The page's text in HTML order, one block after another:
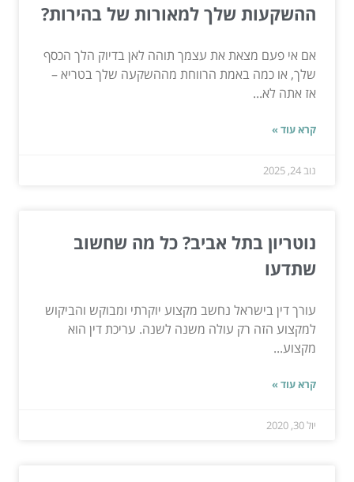
ההשקעות שלך למאורות של בהירות?
אם אי פעם מצאת את עצמך תוהה לאן בדיוק הלך הכסף
שלך, או כמה באמת הרווחת מההשקעה שלך בטריא –
אז אתה לא...
קרא עוד »
נוב 24, 2025
נוטריון בתל אביב? כל מה שחשוב
שתדעו
עורך דין בישראל נחשב מקצוע יוקרתי ומבוקש והביקוש
למקצוע הזה רק עולה משנה לשנה. עריכת דין הוא
מקצוע...
קרא עוד »
יול 30, 2020